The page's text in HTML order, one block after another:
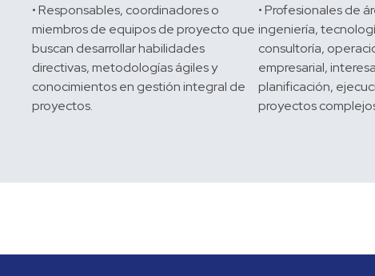
• Responsables, coordinadores o
miembros de equipos de proyecto que
buscan desarrollar habilidades
directivas, metodologías ágiles y
conocimientos en gestión integral de
• Profesionales de
ingeniería,
consultoría,
empresarial,
planificación,
proyectos